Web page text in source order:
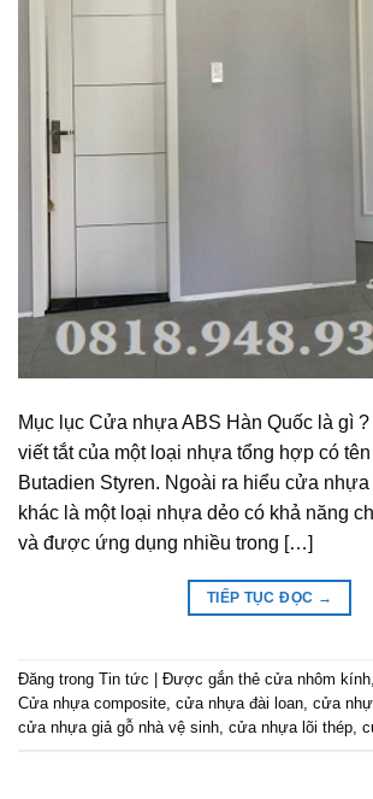
Mục lục Cửa nhựa ABS Hàn Quốc là gì
viết tắt của một loại nhựa tổng hợp có
Butadien Styren. Ngoài ra hiểu cửa nhựa
khác là một loại nhựa dẻo có khả năng
và được ứng dụng nhiều trong […]
TIẾP TỤC ĐỌC →
Đăng trong Tin tức Được gắn thẻ cửa nhôm kính,
Cửa nhựa composite, cửa nhựa đài loan, cửa
cửa nhựa giả gỗ nhà vệ sinh, cửa nhựa lõi thép,